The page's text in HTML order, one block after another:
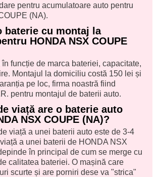
pentru acumulatoare auto pentru
(NA).
baterie cu montaj la
HONDA NSX COUPE
funcție de marca bateriei, capacitate,
Montajul la domiciliu costă 150 lei și
pe loc, firma noastră fiind
pentru montajul de baterii auto.
viață are o baterie auto
NSX COUPE (NA)?
viață a unei baterii auto este de 3-4
a unei baterii de HONDA NSX
în principal de cum se merge cu
calitatea bateriei. O mașină care
scurte și are porniri dese va "strica"